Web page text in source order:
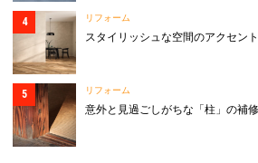
リフォーム
スタイリッシュな空間のアクセン
リフォーム
意外と見過ごしがちな「柱」の補